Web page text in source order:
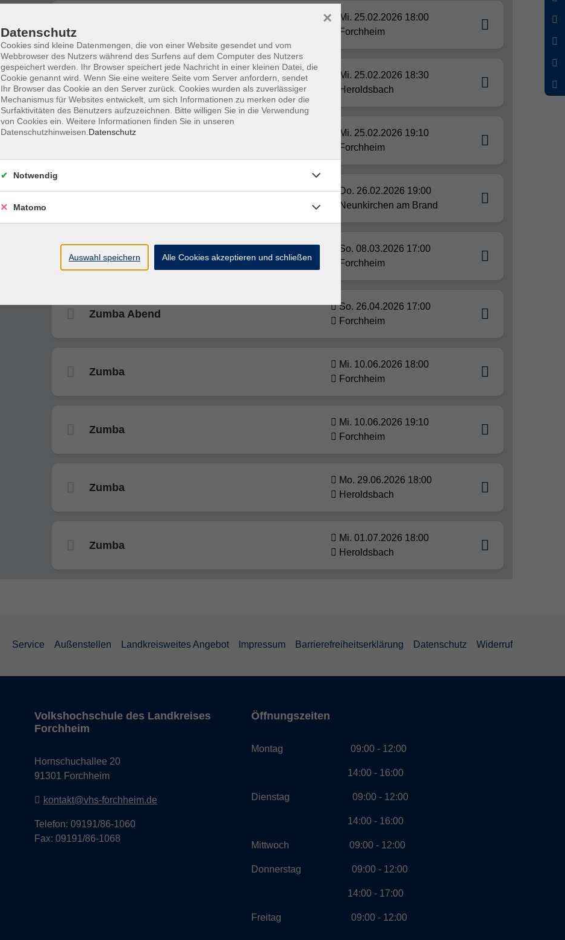
Mi. 25.02.2026 18:00
Forchheim
Zumba
Mi. 25.02.2026 18:30
Heroldsbach
Mi. 25.02.2026 19:10
Forchheim
Do. 26.02.2026 19:00
Neunkirchen am Brand
Zumba Abend
So. 08.03.2026 17:00
Forchheim
Zumba Abend
So. 26.04.2026 17:00
Forchheim
Zumba
Mi. 10.06.2026 18:00
Forchheim
Zumba
Mi. 10.06.2026 19:10
Forchheim
Zumba
Mo. 29.06.2026 18:00
Heroldsbach
Zumba
Mi. 01.07.2026 18:00
Heroldsbach
Service Außenstellen Landkreisweites Angebot Impressum Barrierefreiheitserklärung Datenschutz Widerruf
Volkshochschule des Landkreises
Forchheim
Hornschuchallee 20
91301 Forchheim
kontakt@vhs-forchheim.de
Telefon: 09191/86-1060
Fax: 09191/86-1068
Öffnungszeiten
Montag 09:00 - 12:00
14:00 - 16:00
Dienstag 09:00 - 12:00
14:00 - 16:00
Mittwoch 09:00 - 12:00
Donnerstag 09:00 - 12:00
14:00 - 17:00
Freitag 09:00 - 12:00
Datenschutz
Cookies sind kleine Datenmengen, die von einer Website gesendet und vom
Webbrowser des Nutzers während des Surfens auf dem Computer des Nutzers
gespeichert werden. Ihr Browser speichert jede Nachricht in einer kleinen Datei, die
Cookie genannt wird. Wenn Sie eine weitere Seite vom Server anfordern, sendet
Ihr Browser das Cookie an den Server zurück. Cookies wurden als zuverlässiger
Mechanismus für Websites entwickelt, um sich Informationen zu merken oder die
Surfaktivitäten des Benutzers aufzuzeichnen. Bitte willigen Sie in die Verwendung
von Cookies ein. Weitere Informationen finden Sie in unseren
Datenschutzhinweisen. Datenschutz
×
Notwendig
Matomo
Auswahl speichern Alle Cookies akzeptieren und schließen